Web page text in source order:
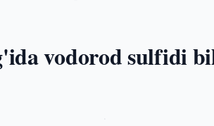
vodorod sulfidi